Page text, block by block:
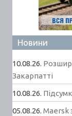
Новини
10.08.26.
Закарпатті
10.08.26.
05.08.26. Maersk